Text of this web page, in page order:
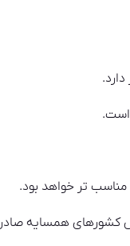
است.
تر خواهد بود.
کشورهای همسایه صادر